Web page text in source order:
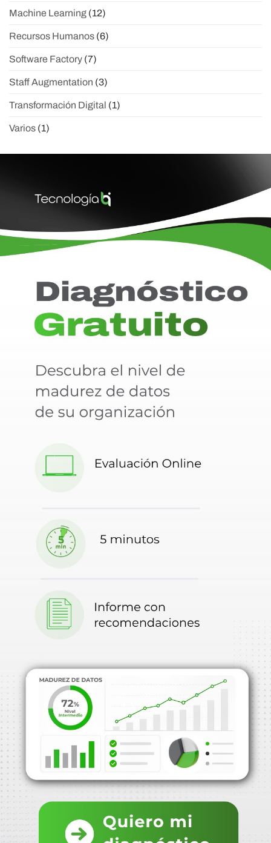
Machine Learning (12)
Recursos Humanos (6)
Software Factory (7)
Staff Augmentation (3)
Transformación Digital (1)
Varios (1)